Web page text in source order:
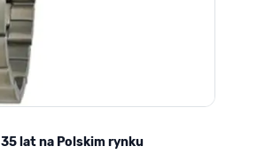
35 lat na Polskim rynku